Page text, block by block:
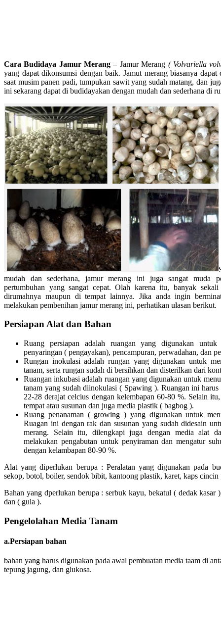
Cara Budidaya Jamur Merang – Jamur Merang ( Volvariella
yang dapat dikonsumsi dengan baik. Jamut merang biasanya
saat musim panen padi, tumpukan sawit yang sudah matang, dan
ini sekarang dapat di budidayakan dengan mudah dan sederhana di
mudah dan sederhana, jamur merang ini juga sangat muda
pertumbuhan yang sangat cepat. Olah karena itu, banyak
dirumahnya maupun di tempat lainnya. Jika anda ingin
melakukan pembenihan jamur merang ini, perhatikan ulasan berikut.
Persiapan Alat dan Bahan
Ruang persiapan adalah ruangan yang digunakan
penyaringan ( pengayakan), pencampuran, perwadahan, dan
Rungan inokulasi adalah rungan yang digunakan untuk
tanam, serta rungan sudah di bersihkan dan disterilkan dari
Ruangan inkubasi adalah ruangan yang digunakan untuk
tanam yang sudah diinokulasi ( Spawing ). Ruangan ini
22-28 derajat celcius dengan kelembapan 60-80 %. Selain
tempat atau susunan dan juga media plastik ( bagbog ).
Ruang penanaman ( growing ) yang digunakan untuk
Ruagan ini dengan rak dan susunan yang sudah didesain
merang. Selain itu, dilengkapi juga dengan media alat
melakukan pengabutan untuk penyiraman dan mengatur
dengan kelambapan 80-90 %.
Alat yang diperlukan berupa : Peralatan yang digunakan pada
sekop, botol, boiler, sendok bibit, kantoong plastik, karet, kaps cincin
Bahan yang dperlukan berupa : serbuk kayu, bekatul ( dedak kasar
dan ( gula ).
Pengelolahan Media Tanam
a.Persiapan bahan
bahan yang harus digunakan pada awal pembuatan media taam di
tepung jagung, dan glukosa.